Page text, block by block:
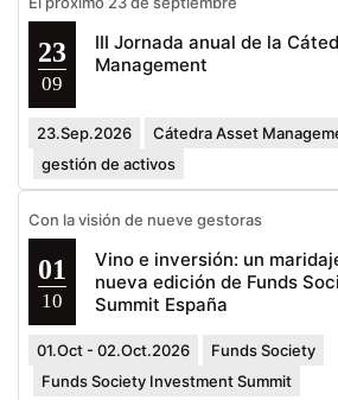
23
09
III Jornada anual de la
Management
23.Sep.2026
Cátedra Asset
gestión de activos
Con la visión de nueve gestoras
01
10
Vino e inversión: un
nueva edición de Funds
Summit España
01.Oct - 02.Oct.2026
Funds Society
Funds Society Investment Summit